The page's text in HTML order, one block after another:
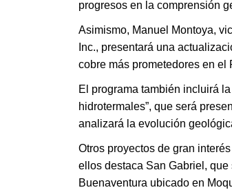
progresos en la comprensión
Asimismo, Manuel Montoya,
Inc., presentará una
cobre más prometedores en el
El programa también incluirá
hidrotermales”, que será
analizará la evolución
Otros proyectos de gran
ellos destaca San Gabriel,
Buenaventura ubicado en